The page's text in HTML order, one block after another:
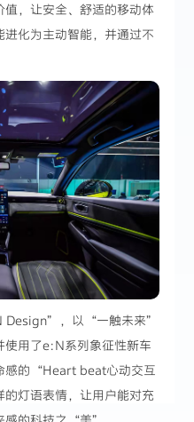
，让安全、舒适的移动体
化为主动智能，并通过不
Design”，以“一触未来”
使用了e:N系列象征性新车
感的“Heart beat心动交互
灯语表情，让用户能对充